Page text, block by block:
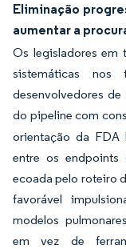
Eliminação
aumentar a
Os legisladores em
sistemáticas nos
desenvolvedores
do pipeline com
orientação da FDA
entre os endpoints
ecoada pelo roteiro
favorável
modelos
em vez de